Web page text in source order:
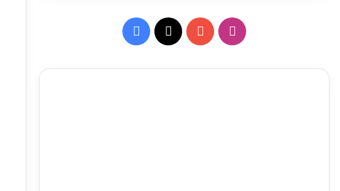
Facebook
X YouTubeInstagram